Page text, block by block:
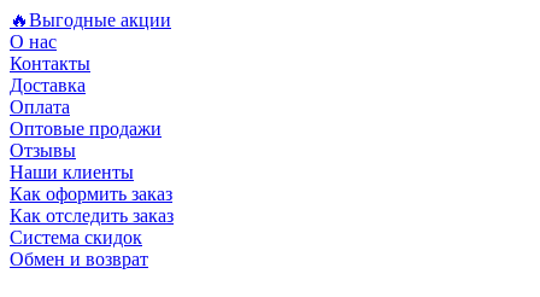
🔥Выгодные акции
О нас
Контакты
Доставка
Оплата
Оптовые продажи
Отзывы
Наши клиенты
Как оформить заказ
Как отследить заказ
Система скидок
Обмен и возврат